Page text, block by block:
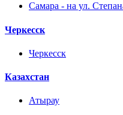
Самара - на ул.
Черкесск
Черкесск
Казахстан
Атырау